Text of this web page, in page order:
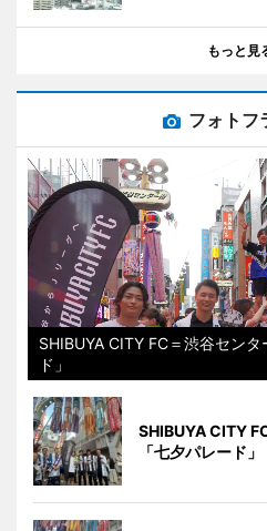
もっと見
フォトフ
SHIBUYA CITY FC＝渋谷セン
ド」
SHIBUYA CITY
「七夕パレード」